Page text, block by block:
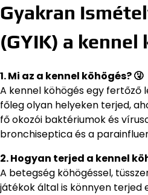
Gyakran
(GYIK) a kennel
1. Mi az a kennel köhögés? 🤧
A kennel köhögés egy fertőző
főleg olyan helyeken terjed,
fő okozói baktériumok és
bronchiseptica és a
2. Hogyan terjed a kennel
A betegség köhögéssel,
játékok által is könnyen terjed